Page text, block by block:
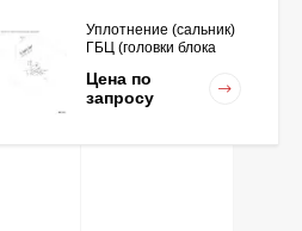
Уплотнение (сальник)
ГБЦ (головки блока
двигателей
K15,K21,K25
Цена по
запросу